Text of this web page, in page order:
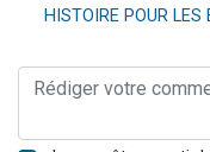
HISTOIRE POUR